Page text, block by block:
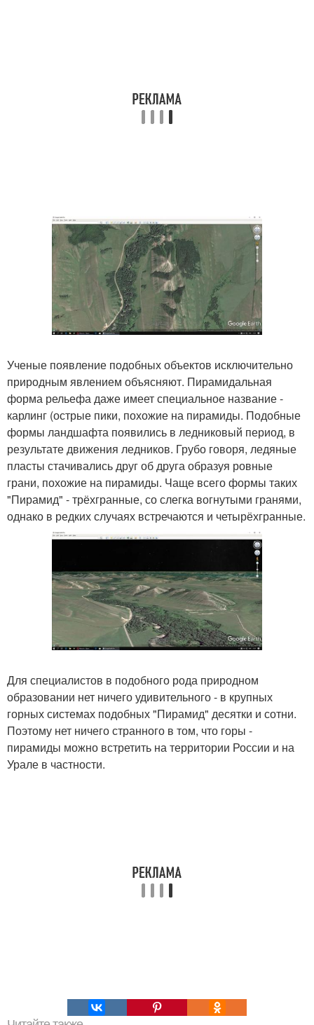
Ученые появление подобных объектов исключительно
природным явлением объясняют. Пирамидальная
форма рельефа даже имеет специальное название -
карлинг (острые пики, похожие на пирамиды. Подобные
формы ландшафта появились в ледниковый период, в
результате движения ледников. Грубо говоря, ледяные
пласты стачивались друг об друга образуя ровные
грани, похожие на пирамиды. Чаще всего формы таких
"Пирамид" - трёхгранные, со слегка вогнутыми гранями,
однако в редких случаях встречаются и четырёхгранные.
Для специалистов в подобного рода природном
образовании нет ничего удивительного - в крупных
горных системах подобных "Пирамид" десятки и сотни.
Поэтому нет ничего странного в том, что горы -
пирамиды можно встретить на территории России и на
Урале в частности.